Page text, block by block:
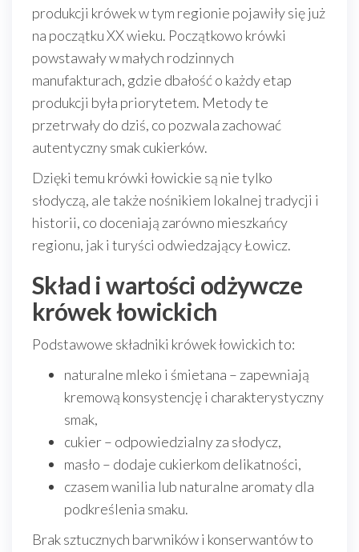
produkcji krówek w tym regionie pojawiły się już
na początku XX wieku. Początkowo krówki
powstawały w małych rodzinnych
manufakturach, gdzie dbałość o każdy etap
produkcji była priorytetem. Metody te
przetrwały do dziś, co pozwala zachować
autentyczny smak cukierków.
Dzięki temu krówki łowickie są nie tylko
słodyczą, ale także nośnikiem lokalnej tradycji i
historii, co doceniają zarówno mieszkańcy
regionu, jak i turyści odwiedzający Łowicz.
Skład i wartości odżywcze
krówek łowickich
Podstawowe składniki krówek łowickich to:
naturalne mleko i śmietana – zapewniają
kremową konsystencję i charakterystyczny
smak,
cukier – odpowiedzialny za słodycz,
masło – dodaje cukierkom delikatności,
czasem wanilia lub naturalne aromaty dla
podkreślenia smaku.
Brak sztucznych barwników i konserwantów to